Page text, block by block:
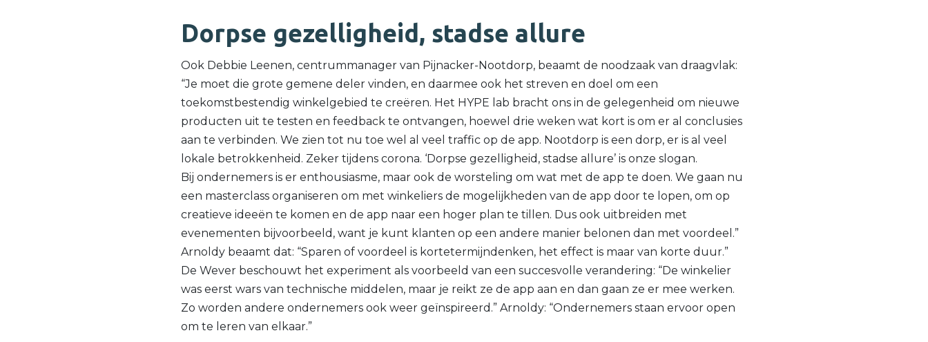
Dorpse gezelligheid, stadse allure
Ook Debbie Leenen, centrummanager van Pijnacker-Nootdorp, beaamt de noodzaak van draagvlak:
“Je moet die grote gemene deler vinden, en daarmee ook het streven en doel om een
toekomstbestendig winkelgebied te creëren. Het HYPE lab bracht ons in de gelegenheid om nieuwe
producten uit te testen en feedback te ontvangen, hoewel drie weken wat kort is om er al conclusies
aan te verbinden. We zien tot nu toe wel al veel traffic op de app. Nootdorp is een dorp, er is al veel
lokale betrokkenheid. Zeker tijdens corona. ‘Dorpse gezelligheid, stadse allure’ is onze slogan.
Bij ondernemers is er enthousiasme, maar ook de worsteling om wat met de app te doen. We gaan nu
een masterclass organiseren om met winkeliers de mogelijkheden van de app door te lopen, om op
creatieve ideeën te komen en de app naar een hoger plan te tillen. Dus ook uitbreiden met
evenementen bijvoorbeeld, want je kunt klanten op een andere manier belonen dan met voordeel.”
Arnoldy beaamt dat: “Sparen of voordeel is kortetermijndenken, het effect is maar van korte duur.”
De Wever beschouwt het experiment als voorbeeld van een succesvolle verandering: “De winkelier
was eerst wars van technische middelen, maar je reikt ze de app aan en dan gaan ze er mee werken.
Zo worden andere ondernemers ook weer geïnspireerd.” Arnoldy: “Ondernemers staan ervoor open
om te leren van elkaar.”